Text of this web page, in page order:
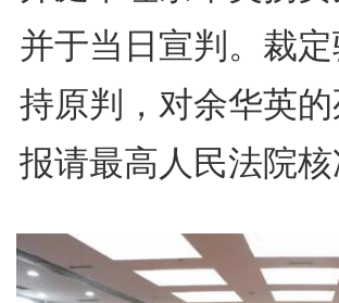
并于当日宣判。裁
持原判，对余华英
报请最高人民法院核